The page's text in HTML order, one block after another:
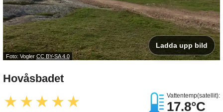
Foto: Vogler CC BY-SA 4.0
Ladda upp bild
Hovåsbadet
★ ★★ ★★ Vattentemp(satellit):
17.8°C